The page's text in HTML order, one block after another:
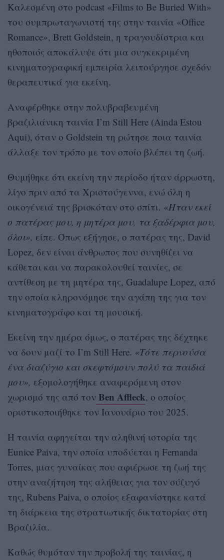
Καλεσμένη στο podcast «Films to Be Buried With»
του συμπρωταγωνιστή της στην ταινία «Office
Romance», Brett Goldstein, η τραγουδίστρια και
ηθοποιός αποκάλυψε ότι μια συγκεκριμένη
κινηματογραφική εμπειρία λειτούργησε σχεδόν
θεραπευτικά για εκείνη.
Αναφέρθηκε στην πολυβραβευμένη
βραζιλιάνικη ταινία I’m Still Here (Ainda Estou
Aqui), όταν ο Goldstein τη ρώτησε ποια ταινία
άλλαξε τον τρόπο με τον οποίο βλέπει τη ζωή.
Θυμήθηκε ότι εκείνη την περίοδο ήταν άρρωστη,
λίγο πριν από τα Χριστούγεννα, ενώ όλη η
οικογένειά της βρισκόταν στο σπίτι. «Ήταν εκεί
ο πατέρας μου, η μητέρα μου, τα ξαδέρφια μου,
όλοι», είπε. Όπως εξήγησε, ο πατέρας της, David
Lopez, δεν είναι άνθρωπος που συνηθίζει να
κάθεται και να παρακολουθεί ταινίες, σε
αντίθεση με τη μητέρα της, Guadalupe Lopez, από
την οποία κληρονόμησε την αγάπη της για τον
κινηματογράφο και τη μουσική.
Εκείνη την ημέρα όμως, ο πατέρας της δέχτηκε
να δουν μαζί το I’m Still Here. «Τότε περνούσα
ένα διαζύγιο και σκεφτόμουν πολύ τα παιδιά
μου», εξομολογήθηκε αναφερόμενη στον
χωρισμό της από τον Ben Affleck, ο οποίος
οριστικοποιήθηκε τον Ιανουάριο του 2025.
Η ταινία αφηγείται την αληθινή ιστορία της
Eunice Paiva, την οποία υποδύεται η Fernanda
Torres, μιας γυναίκας που αφιέρωσε τη ζωή της
στην αναζήτηση της αλήθειας για τον σύζυγό
της, Rubens Paiva, ο οποίος εξαφανίστηκε κατά
τη διάρκεια της στρατιωτικής δικτατορίας στη
Βραζιλία.
Καθώς θυμόταν την προβολή της ταινίας, η